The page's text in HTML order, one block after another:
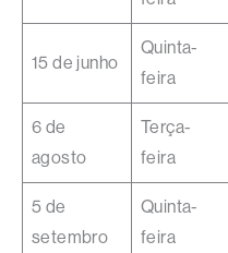
15 de junho
Quinta-
feira
6 de
agosto
Terça-
feira
5 de
setembro
Quinta-
feira